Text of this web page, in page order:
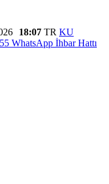
18:07 TR KU
WhatsApp İhbar Hattı